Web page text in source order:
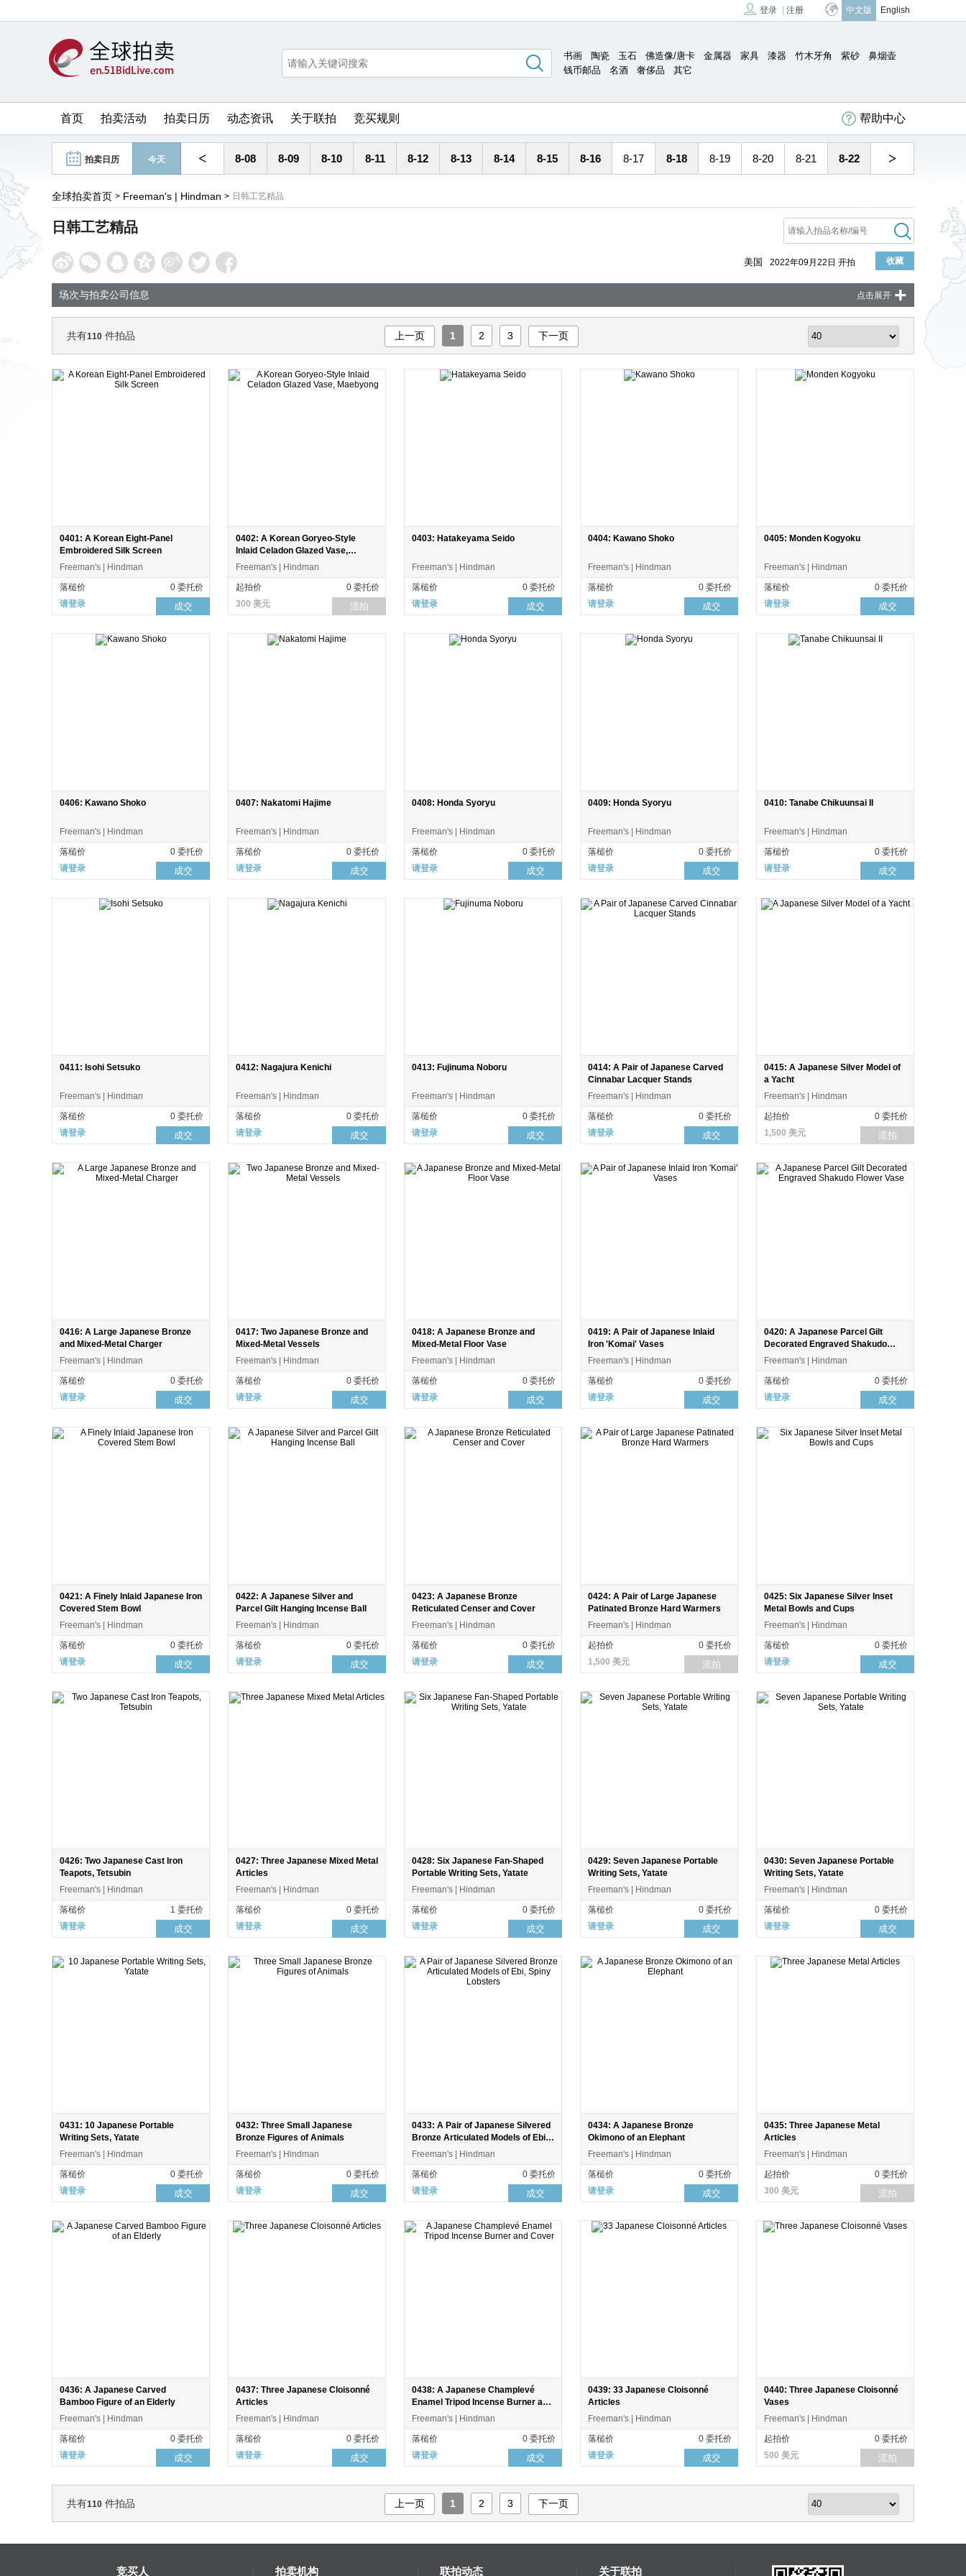
登录 注册 中文版 English
书画 陶瓷 玉石 佛造像/唐卡 金属器 家具 漆器 竹木牙角 紫砂
鼻烟壶
钱币邮品
名酒 奢侈品 其它
首页 拍卖活动 拍卖日历 动态资讯 关于联拍 竞买规则 帮助中心
拍卖日历 今天 < 8-08 8-09 8-10 8-11 8-12 8-13 8-14 8-15 8-16 8-17 8-18 8-19 8-20 8-21 8-22 >
全球拍卖首页 > Freeman's | Hindman > 日韩工艺精品
日韩工艺精品
美国 2022年09月22日 开拍 收藏
场次与拍卖公司信息 点击展开 +
共有110 件拍品 上一页 1 2 3 下一页
0401: A Korean Eight-Panel
Embroidered Silk Screen
Freeman's | Hindman
落槌价
0 委托价
请登录
成交
0402: A Korean Goryeo-Style
Inlaid Celadon Glazed Vase,
Maebyong
Freeman's | Hindman
起拍价
0 委托价
300 美元
流拍
0403: Hatakeyama Seido
Freeman's | Hindman
落槌价
0 委托价
请登录
成交
0404: Kawano Shoko
Freeman's | Hindman
落槌价
0 委托价
请登录
成交
0405: Monden Kogyoku
Freeman's | Hindman
落槌价
0 委托价
请登录
成交
0406: Kawano Shoko
Freeman's | Hindman
落槌价
0 委托价
请登录
成交
0407: Nakatomi Hajime
Freeman's | Hindman
落槌价
0 委托价
请登录
成交
0408: Honda Syoryu
Freeman's | Hindman
落槌价
0 委托价
请登录
成交
0409: Honda Syoryu
Freeman's | Hindman
落槌价
0 委托价
请登录
成交
0410: Tanabe Chikuunsai II
Freeman's | Hindman
落槌价
0 委托价
请登录
成交
0411: Isohi Setsuko
Freeman's | Hindman
落槌价
0 委托价
请登录
成交
0412: Nagajura Kenichi
Freeman's | Hindman
落槌价
0 委托价
请登录
成交
0413: Fujinuma Noboru
Freeman's | Hindman
落槌价
0 委托价
请登录
成交
0414: A Pair of Japanese Carved
Cinnabar Lacquer Stands
Freeman's | Hindman
落槌价
0 委托价
请登录
成交
0415: A Japanese Silver Model of
a Yacht
Freeman's | Hindman
起拍价
0 委托价
1,500 美元
流拍
0416: A Large Japanese Bronze
and Mixed-Metal Charger
Freeman's | Hindman
落槌价
0 委托价
请登录
成交
0417: Two Japanese Bronze and
Mixed-Metal Vessels
Freeman's | Hindman
落槌价
0 委托价
请登录
成交
0418: A Japanese Bronze and
Mixed-Metal Floor Vase
Freeman's | Hindman
落槌价
0 委托价
请登录
成交
0419: A Pair of Japanese Inlaid
Iron 'Komai' Vases
Freeman's | Hindman
落槌价
0 委托价
请登录
成交
0420: A Japanese Parcel Gilt
Decorated Engraved Shakudo
Flower Vase
Freeman's | Hindman
落槌价
0 委托价
请登录
成交
0421: A Finely Inlaid Japanese Iron
Covered Stem Bowl
Freeman's | Hindman
落槌价
0 委托价
请登录
成交
0422: A Japanese Silver and
Parcel Gilt Hanging Incense Ball
Freeman's | Hindman
落槌价
0 委托价
请登录
成交
0423: A Japanese Bronze
Reticulated Censer and Cover
Freeman's | Hindman
落槌价
0 委托价
请登录
成交
0424: A Pair of Large Japanese
Patinated Bronze Hard Warmers
Freeman's | Hindman
起拍价
0 委托价
1,500 美元
流拍
0425: Six Japanese Silver Inset
Metal Bowls and Cups
Freeman's | Hindman
落槌价
0 委托价
请登录
成交
0426: Two Japanese Cast Iron
Teapots, Tetsubin
Freeman's | Hindman
落槌价
1 委托价
请登录
成交
0427: Three Japanese Mixed Metal
Articles
Freeman's | Hindman
落槌价
0 委托价
请登录
成交
0428: Six Japanese Fan-Shaped
Portable Writing Sets, Yatate
Freeman's | Hindman
落槌价
0 委托价
请登录
成交
0429: Seven Japanese Portable
Writing Sets, Yatate
Freeman's | Hindman
落槌价
0 委托价
请登录
成交
0430: Seven Japanese Portable
Writing Sets, Yatate
Freeman's | Hindman
落槌价
0 委托价
请登录
成交
0431: 10 Japanese Portable
Writing Sets, Yatate
Freeman's | Hindman
落槌价
0 委托价
请登录
成交
0432: Three Small Japanese
Bronze Figures of Animals
Freeman's | Hindman
落槌价
0 委托价
请登录
成交
0433: A Pair of Japanese Silvered
Bronze Articulated Models of Ebi,
Spiny Lobsters
Freeman's | Hindman
落槌价
0 委托价
请登录
成交
0434: A Japanese Bronze
Okimono of an Elephant
Freeman's | Hindman
落槌价
0 委托价
请登录
成交
0435: Three Japanese Metal
Articles
Freeman's | Hindman
起拍价
0 委托价
300 美元
流拍
0436: A Japanese Carved
Bamboo Figure of an Elderly
Freeman's | Hindman
落槌价
0 委托价
请登录
成交
0437: Three Japanese Cloisonné
Articles
Freeman's | Hindman
落槌价
0 委托价
请登录
成交
0438: A Japanese Champlevé
Enamel Tripod Incense Burner and
Cover
Freeman's | Hindman
落槌价
0 委托价
请登录
成交
0439: 33 Japanese Cloisonné
Articles
Freeman's | Hindman
落槌价
0 委托价
请登录
成交
0440: Three Japanese Cloisonné
Vases
Freeman's | Hindman
起拍价
0 委托价
500 美元
流拍
共有110 件拍品 上一页 1 2 3 下一页
竞买人 拍卖机构 联拍动态 关于联拍